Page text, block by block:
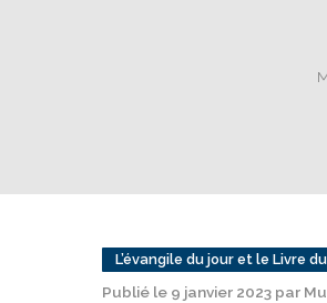
L’évangile du jour et le Livre
Publié le 9 janvier 2023 par